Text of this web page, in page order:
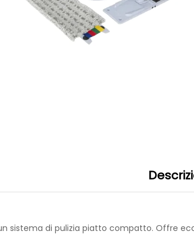
sistema di pulizia piatto compatto. Offre